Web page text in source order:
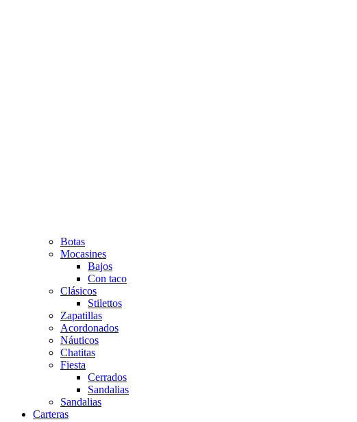
Botas
Mocasines
Bajos
Con taco
Clásicos
Stilettos
Zapatillas
Acordonados
Náuticos
Chatitas
Fiesta
Cerrados
Sandalias
Sandalias
Carteras